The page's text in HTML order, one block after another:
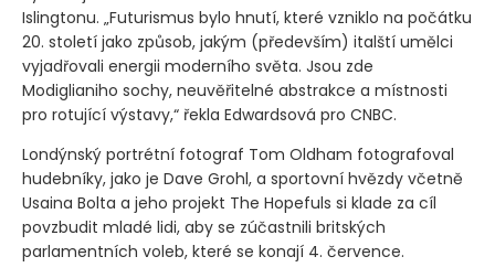
Islingtonu. „Futurismus bylo hnutí, které vzniklo na počátku
20. století jako způsob, jakým (především) italští umělci
vyjadřovali energii moderního světa. Jsou zde
Modiglianiho sochy, neuvěřitelné abstrakce a místnosti
pro rotující výstavy,“ řekla Edwardsová pro CNBC.
Londýnský portrétní fotograf Tom Oldham fotografoval
hudebníky, jako je Dave Grohl, a sportovní hvězdy včetně
Usaina Bolta a jeho projekt The Hopefuls si klade za cíl
povzbudit mladé lidi, aby se zúčastnili britských
parlamentních voleb, které se konají 4. července.